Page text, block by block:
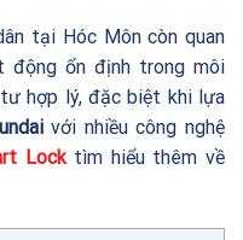
tại Hóc Môn còn quan
động ổn định trong môi
hợp lý, đặc biệt khi lựa
với nhiều công nghệ
Locktìm hiểu thêm về